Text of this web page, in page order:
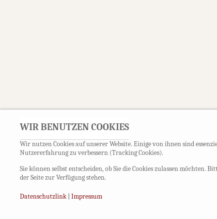
WIR BENUTZEN COOKIES
Wir nutzen Cookies auf unserer Website. Einige von ihnen sind
Nutzererfahrung zu verbessern (Tracking Cookies).
Sie können selbst entscheiden, ob Sie die Cookies zulassen
der Seite zur Verfügung stehen.
Datenschutzlink Impressum